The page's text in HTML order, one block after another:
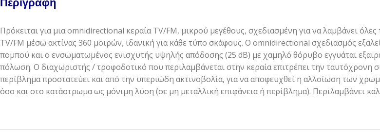
Πρόκειται για μια omnidirectional κεραία TV/FM, μικρού μεγέθους, σχεδιασμένη για να λαμβάνει
TV/FM μέσω ακτίνας 360 μοιρών, ιδανική για κάθε τύπο σκάφους. Ο omnidirectional σχεδιασμός
πομπού και ο ενσωματωμένος ενισχυτής υψηλής απόδοσης (25 dB) με χαμηλό θόρυβο εγγυάται
πόλωση. Ο διαχωριστής / τροφοδοτικό που περιλαμβάνεται στην κεραία επιτρέπει την
περίβλημα προστατεύει και από την υπεριώδη ακτινοβολία, για να αποφευχθεί η αλλοίωση των
όσο και στο κατάστρωμα ως μόνιμη λύση (σε μη μεταλλική επιφάνεια ή περίβλημα). Περιλαμβάνει